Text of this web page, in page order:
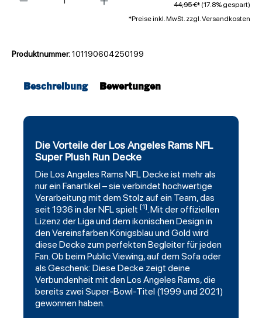
44,95 €* (17.8% gespart)
*Preise inkl. MwSt. zzgl. Versandkosten
Produktnummer:101190604250199
Beschreibung Bewertungen
Die Vorteile der Los Angeles Rams NFL
Super Plush Run Decke
Die Los Angeles Rams NFLDecke ist mehr als
nur ein Fanartikel – sie verbindet hochwertige
Verarbeitung mit dem Stolz auf ein Team, das
seit 1936 in der NFL spielt [1]. Mit der offiziellen
Lizenz der Liga und dem ikonischen Design in
den Vereinsfarben Königsblau und Gold wird
diese Decke zum perfekten Begleiter für jeden
Fan. Ob beim Public Viewing, auf dem Sofa oder
als Geschenk: Diese Decke zeigt deine
Verbundenheit mit den Los Angeles Rams, die
bereits zwei Super-Bowl-Titel (1999 und 2021)
gewonnen haben.